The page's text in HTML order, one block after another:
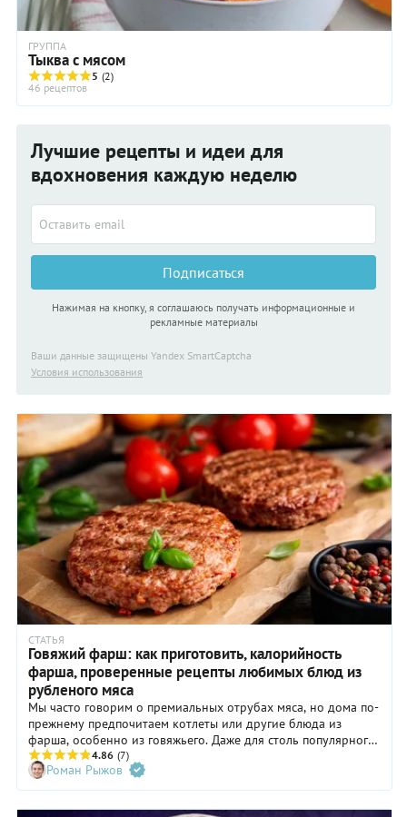
ГРУППА
Тыква с мясом
5 (2)
46 рецептов
Лучшие рецепты и идеи для
вдохновения каждую неделю
Подписаться
Нажимая на кнопку, я соглашаюсь получать информационные и
рекламные материалы
Ваши данные защищены Yandex SmartCaptcha
Условия использования
СТАТЬЯ
Говяжий фарш: как приготовить, калорийность
фарша, проверенные рецепты любимых блюд из
рубленого мяса
Мы часто говорим о премиальных отрубах мяса, но дома по-
прежнему предпочитаем котлеты или другие блюда из
фарша, особенно из говяжьего. Даже для столь популярного
нынче бургера нужен именно он. Учимся делать идеальный
фарш.
4.86 (7)
Роман Рыжов